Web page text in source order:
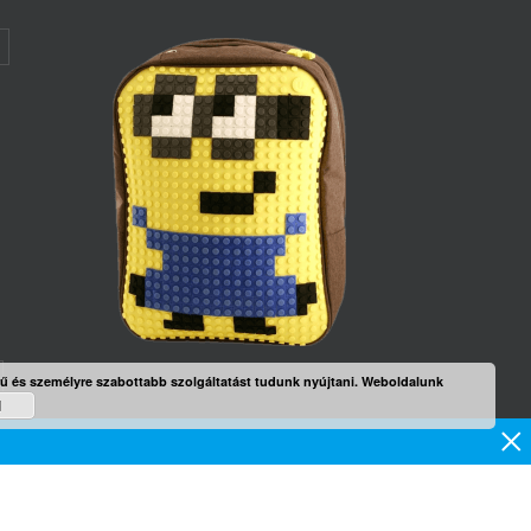
×
és személyre szabottabb szolgáltatást tudunk nyújtani. Weboldalunk